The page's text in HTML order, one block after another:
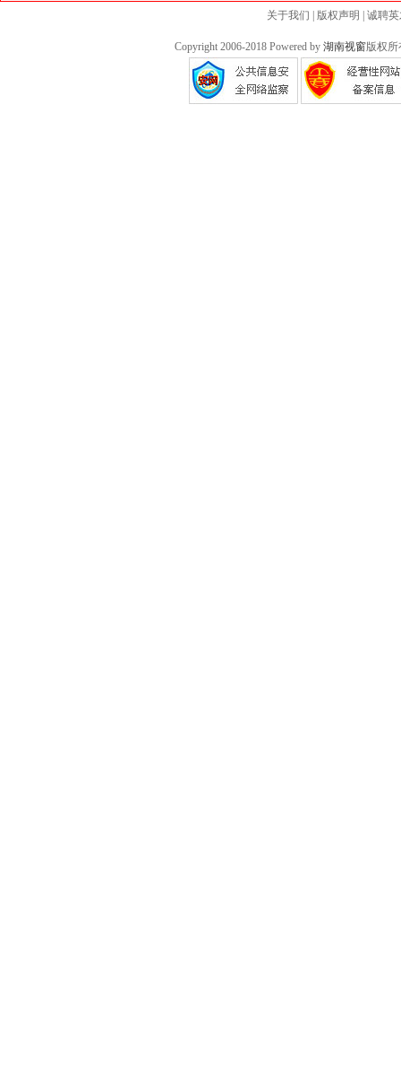
关于我们 版权声明 诚聘
Copyright 2006-2018 Powered by 湖南视窗版权